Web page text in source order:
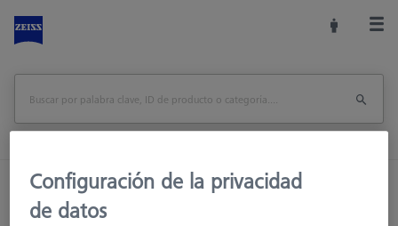
Inicio
Accesorios de la máquina
Accesorios para máquinas de medición
Configuración de la privacidad
de datos